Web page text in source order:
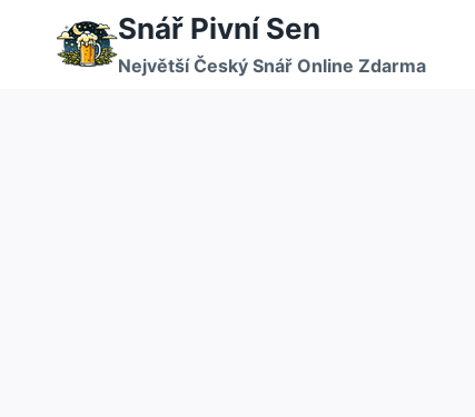
Snář Pivní Sen
Největší Český Snář Online Zdarma